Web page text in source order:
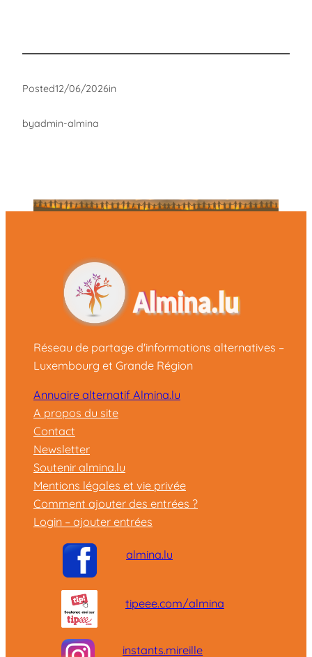
Posted12/06/2026in
byadmin-almina
Réseau de partage d'informations alternatives –
Luxembourg et Grande Région
Annuaire alternatif Almina.lu
A propos du site
Contact
Newsletter
Soutenir almina.lu
Mentions légales et vie privée
Comment ajouter des entrées ?
Login – ajouter entrées
almina.lu
tipeee.com/almina
instants.mireille